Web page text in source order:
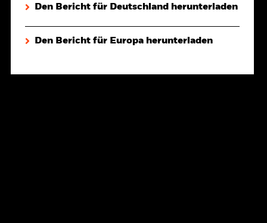
Den Bericht für Deutschland herunterladen
Den Bericht für Europa herunterladen